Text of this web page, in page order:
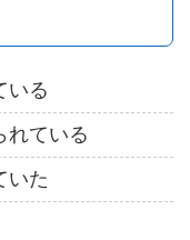
いる
れている
いた